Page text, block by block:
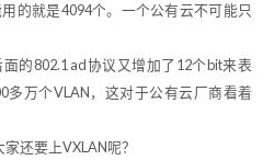
的就是4094个。一个公有云不可能只
的802.1 ad协议又增加了12个bit来表
多万个VLAN，这对于公有云厂商看着
还要上VXLAN呢？